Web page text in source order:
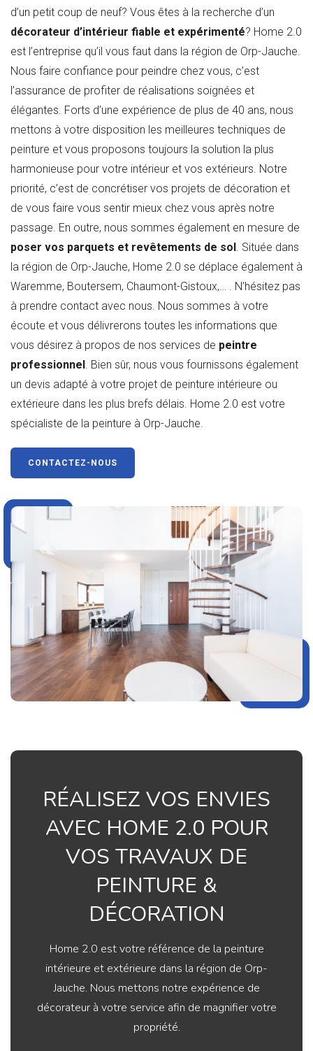
d’un petit coup de neuf? Vous êtes à la recherche d’un
décorateur d’intérieur fiable et expérimenté? Home 2.0
est l’entreprise qu’il vous faut dans la région de Orp-Jauche.
Nous faire confiance pour peindre chez vous, c’est
l’assurance de profiter de réalisations soignées et
élégantes. Forts d’une expérience de plus de 40 ans, nous
mettons à votre disposition les meilleures techniques de
peinture et vous proposons toujours la solution la plus
harmonieuse pour votre intérieur et vos extérieurs. Notre
priorité, c’est de concrétiser vos projets de décoration et
de vous faire vous sentir mieux chez vous après notre
passage. En outre, nous sommes également en mesure de
poser vos parquets et revêtements de sol. Située dans
la région de Orp-Jauche, Home 2.0 se déplace également à
Waremme, Boutersem, Chaumont-Gistoux,… . N’hésitez pas
à prendre contact avec nous. Nous sommes à votre
écoute et vous délivrerons toutes les informations que
vous désirez à propos de nos services de peintre
professionnel. Bien sûr, nous vous fournissons également
un devis adapté à votre projet de peinture intérieure ou
extérieure dans les plus brefs délais. Home 2.0 est votre
spécialiste de la peinture à Orp-Jauche.
CONTACTEZ-NOUS
RÉALISEZ VOS ENVIES
AVEC HOME 2.0 POUR
VOS TRAVAUX DE
PEINTURE &
DÉCORATION
Home 2.0 est votre référence de la peinture
intérieure et extérieure dans la région de Orp-
Jauche. Nous mettons notre expérience de
décorateur à votre service afin de magnifier votre
propriété.